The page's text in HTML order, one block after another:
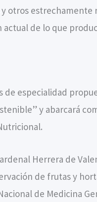
otros estrechamente
de lo que
especialidad
y abarcará
Herrera de
de frutas y
de Medicina